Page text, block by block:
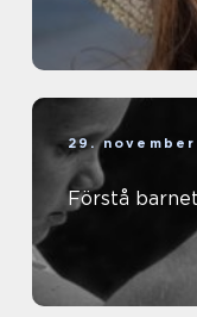
29. november
Förstå